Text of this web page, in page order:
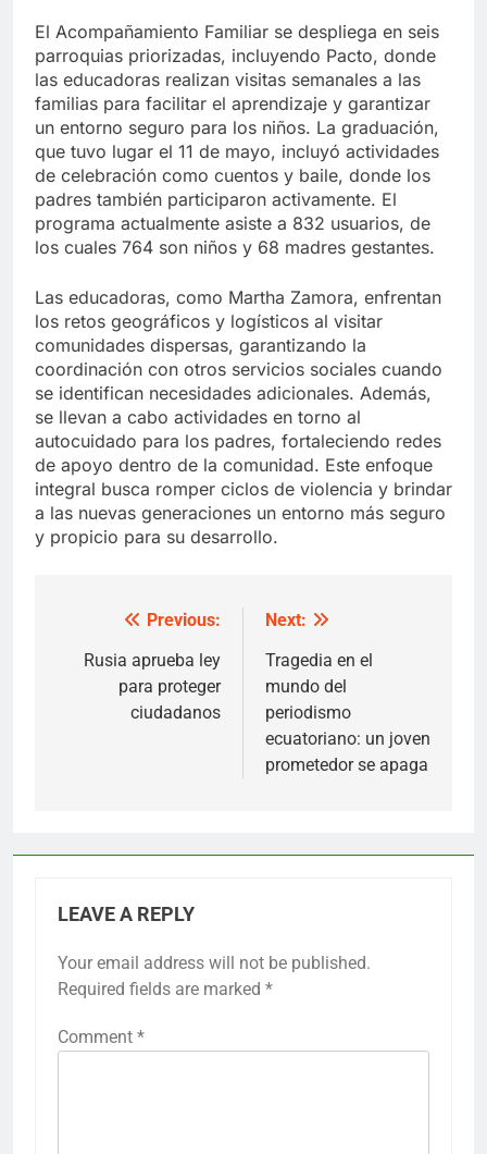
El Acompañamiento Familiar se despliega en seis
parroquias priorizadas, incluyendo Pacto, donde
las educadoras realizan visitas semanales a las
familias para facilitar el aprendizaje y garantizar
un entorno seguro para los niños. La graduación,
que tuvo lugar el 11 de mayo, incluyó actividades
de celebración como cuentos y baile, donde los
padres también participaron activamente. El
programa actualmente asiste a 832 usuarios, de
los cuales 764 son niños y 68 madres gestantes.
Las educadoras, como Martha Zamora, enfrentan
los retos geográficos y logísticos al visitar
comunidades dispersas, garantizando la
coordinación con otros servicios sociales cuando
se identifican necesidades adicionales. Además,
se llevan a cabo actividades en torno al
autocuidado para los padres, fortaleciendo redes
de apoyo dentro de la comunidad. Este enfoque
integral busca romper ciclos de violencia y brindar
a las nuevas generaciones un entorno más seguro
y propicio para su desarrollo.
navigation
Previous:
Rusia aprueba ley
para proteger
ciudadanos
Next:
Tragedia en el
mundo del
periodismo
ecuatoriano: un joven
prometedor se apaga
LEAVE A REPLY
Your email address will not be published.
Required fields are marked *
Comment *